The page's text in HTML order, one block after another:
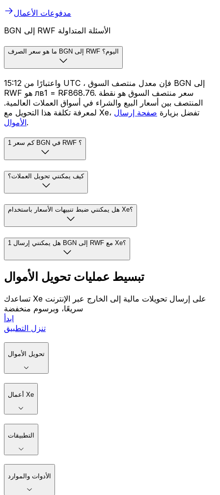
مدفوعات الأعمال
BGN إلى RWF الأسئلة المتداولة
ما هو سعر الصرف BGN إلى RWF اليوم؟
واعتبارًا من 15:12 UTC ، فإن معدل منتصف السوق BGN إلى
RWF هو лв1 = R₣868.76. سعر منتصف السوق هو نقطة
المنتصف بين أسعار البيع والشراء في أسواق العملات العالمية.
لمعرفة تكلفة هذا التحويل مع Xe، تفضل بزيارة صفحة إرسال
الأموال.
كم سعر 1 BGN في RWF ؟
كيف يمكنني تحويل العملات؟
هل يمكنني ضبط تنبيهات الأسعار باستخدام Xe؟
هل يمكنني إرسال 1 BGN إلى RWF مع Xe؟
تبسيط عمليات تحويل الأموال
تساعدك Xe على إرسال تحويلات مالية إلى الخارج عبر الإنترنت
سريعًا، وبرسوم منخفضة
ابدأ
تنزل التطبيق
تحويل الأموال
أعمال Xe
التطبيقات
الأدوات والموارد